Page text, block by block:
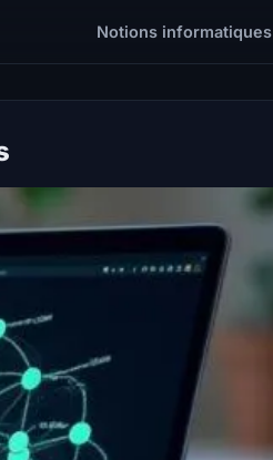
Notions informatiques